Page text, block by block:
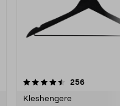
256
Kleshengere
4.5av 5 stjerner